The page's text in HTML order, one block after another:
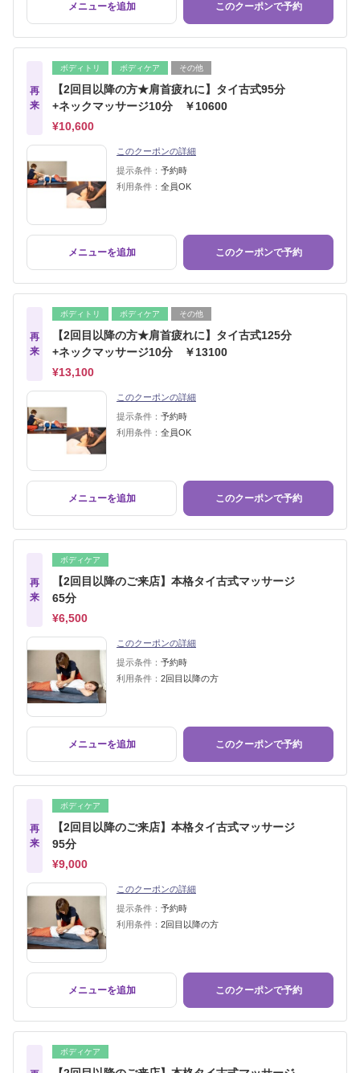
メニューを追加 このクーポンで予約
再
来
ボディトリ ボディケア その他
【2回目以降の方★肩首疲れに】タイ古式95分
+ネックマッサージ10分 ￥10600
¥10,600
このクーポンの詳細
提示条件： 予約時
利用条件： 全員OK
メニューを追加 このクーポンで予約
再
来
ボディトリ ボディケア その他
【2回目以降の方★肩首疲れに】タイ古式125分
+ネックマッサージ10分 ￥13100
¥13,100
このクーポンの詳細
提示条件： 予約時
利用条件： 全員OK
メニューを追加 このクーポンで予約
再
来
ボディケア
【2回目以降のご来店】本格タイ古式マッサージ
65分
¥6,500
このクーポンの詳細
提示条件： 予約時
利用条件： 2回目以降の方
メニューを追加 このクーポンで予約
再
来
ボディケア
【2回目以降のご来店】本格タイ古式マッサージ
95分
¥9,000
このクーポンの詳細
提示条件： 予約時
利用条件： 2回目以降の方
メニューを追加 このクーポンで予約
ボディケア